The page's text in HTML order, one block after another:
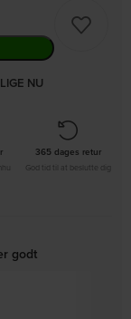
NU
365 dages retur
God tid til at beslutte dig
godt